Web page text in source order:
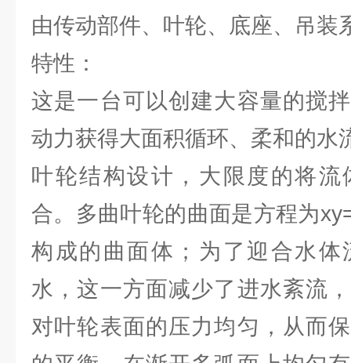
由传动部件、叶轮、底座、吊装
特性：
这是一台可以创建大容量的搅
动力获得大面积循环、柔和的水
叶轮结构设计，大限度的将
合。多曲叶轮的曲面是方程为
构成的曲面体；为了迎合水体
水，这一方面减少了进水紊流
对叶轮表面的压力均匀，从而